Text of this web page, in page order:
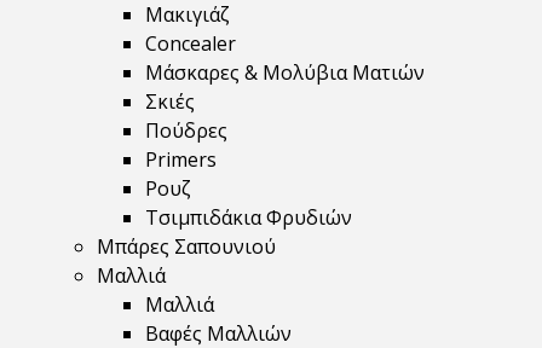
Μακιγιάζ
Concealer
Μάσκαρες & Μολύβια Ματιών
Σκιές
Πούδρες
Primers
Ρουζ
Τσιμπιδάκια Φρυδιών
Μπάρες Σαπουνιού
Μαλλιά
Μαλλιά
Βαφές Μαλλιών